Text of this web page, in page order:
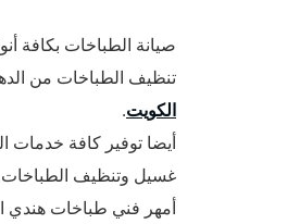
صيانة الطباخات بكافة
تنظيف الطباخات من
الكويت.
أيضا توفير كافة خدمات
غسيل وتنظيف الطباخات
أمهر فني طباخات هندي